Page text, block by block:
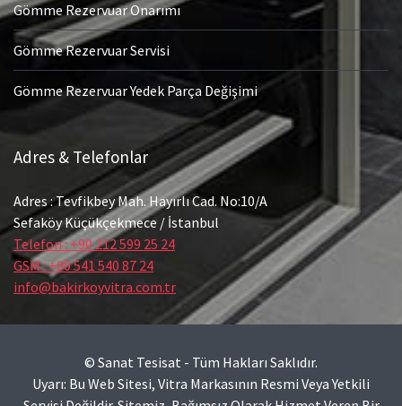
Gömme Rezervuar Onarımı
Gömme Rezervuar Servisi
Gömme Rezervuar Yedek Parça Değişimi
Adres & Telefonlar
Adres : Tevfikbey Mah. Hayırlı Cad. No:10/A
Sefaköy Küçükçekmece / İstanbul
Telefon : +90 212 599 25 24
GSM : +90 541 540 87 24
info@bakirkoyvitra.com.tr
© Sanat Tesisat - Tüm Hakları Saklıdır.
Uyarı: Bu Web Sitesi, Vitra Markasının Resmi Veya Yetkili